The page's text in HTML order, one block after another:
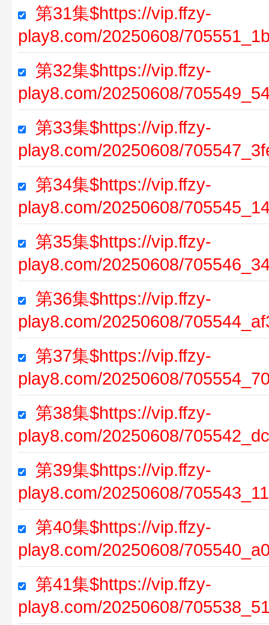
第31集$https://vip.ffzy-
play8.com/20250608/
第32集$https://vip.ffzy-
play8.com/20250608/
第33集$https://vip.ffzy-
play8.com/20250608/
第34集$https://vip.ffzy-
play8.com/20250608/
第35集$https://vip.ffzy-
play8.com/20250608/
第36集$https://vip.ffzy-
play8.com/20250608/
第37集$https://vip.ffzy-
play8.com/20250608/
第38集$https://vip.ffzy-
play8.com/20250608/
第39集$https://vip.ffzy-
play8.com/20250608/
第40集$https://vip.ffzy-
play8.com/20250608/
第41集$https://vip.ffzy-
play8.com/20250608/